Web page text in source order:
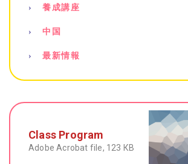
養成講座
中国
最新情報
Class Program
Adobe Acrobat file, 123 КB